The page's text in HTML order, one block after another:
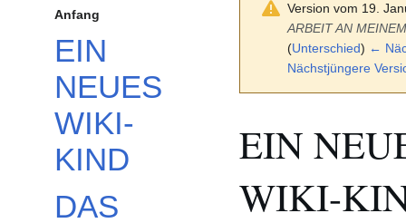
Anfang
EIN
NEUES
WIKI-
KIND
DAS
Version vom 19.
ARBEIT AN
(Unterschied) ←
Nächstjüngere
EIN
WIKI-